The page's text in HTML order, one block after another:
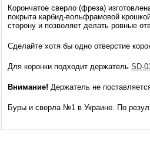
Корончатое сверло (фреза)
покрыта карбид-вольфрамовой
сторону и позволяет делать ровные
Сделайте хотя бы одно отверстие
Для коронки подходит держатель SD-
Внимание! Держатель не
Буры и сверла №1 в Украине. По